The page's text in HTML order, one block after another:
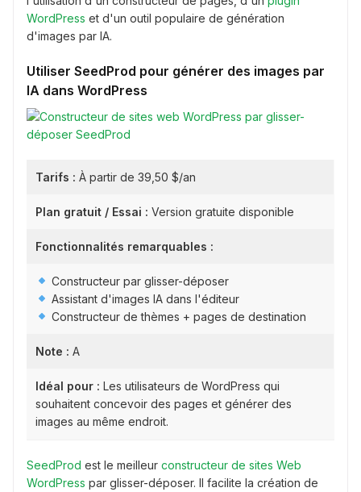
WordPress et d'un outil populaire de génération
d'images par IA.
Utiliser SeedProd pour générer des images par
IA dans WordPress
Tarifs : À partir de 39,50 $/an
Plan gratuit / Essai : Version gratuite disponible
Fonctionnalités remarquables :
Constructeur par glisser-déposer
Assistant d'images IA dans l'éditeur
Constructeur de thèmes + pages de destination
Note : A
Idéal pour : Les utilisateurs de WordPress qui
souhaitent concevoir des pages et générer des
images au même endroit.
SeedProd est le meilleur constructeur de sites Web
WordPress par glisser-déposer. Il facilite la création de